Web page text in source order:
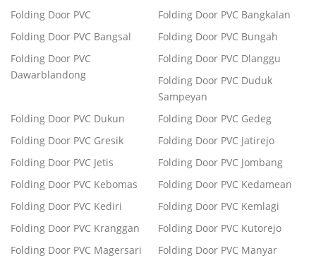
Folding Door PVC
Folding Door PVC Bangkalan
Folding Door PVC Bangsal
Folding Door PVC Bungah
Folding Door PVC
Dawarblandong
Folding Door PVC Dlanggu
Folding Door PVC Duduk
Sampeyan
Folding Door PVC Dukun
Folding Door PVC Gedeg
Folding Door PVC Gresik
Folding Door PVC Jatirejo
Folding Door PVC Jetis
Folding Door PVC Jombang
Folding Door PVC Kebomas
Folding Door PVC Kedamean
Folding Door PVC Kediri
Folding Door PVC Kemlagi
Folding Door PVC Kranggan
Folding Door PVC Kutorejo
Folding Door PVC Magersari
Folding Door PVC Manyar